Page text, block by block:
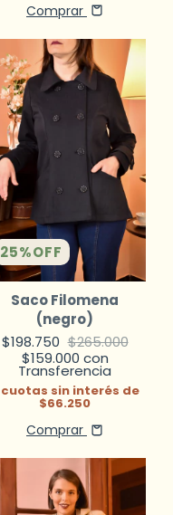
Comprar
25%OFF
Saco Filomena
(negro)
$198.750 $265.000
$159.000 con
Transferencia
cuotas sin interés de
$66.250
Comprar